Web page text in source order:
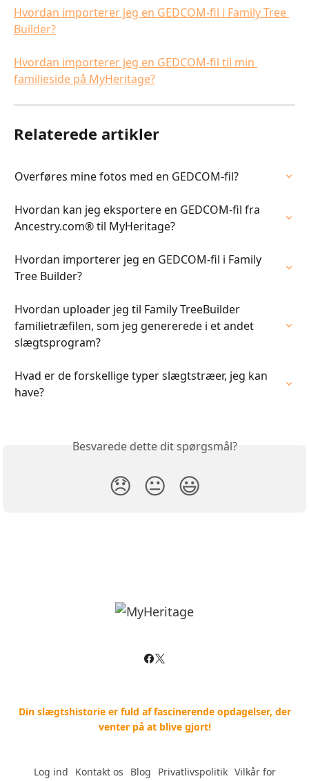
Hvordan importerer jeg en GEDCOM-fil i Family Tree
Builder?
Hvordan importerer jeg en GEDCOM-fil til min
familieside på MyHeritage?
Relaterede artikler
Overføres mine fotos med en GEDCOM-fil?
Hvordan kan jeg eksportere en GEDCOM-fil fra
Ancestry.com® til MyHeritage?
Hvordan importerer jeg en GEDCOM-fil i Family
Tree Builder?
Hvordan uploader jeg til Family TreeBuilder
familietræfilen, som jeg genererede i et andet
slægtsprogram?
Hvad er de forskellige typer slægtstræer, jeg kan
have?
Besvarede dette dit spørgsmål?
😞 😐 😃
Din slægtshistorie er fuld af fascinerende opdagelser, der
venter på at blive gjort!
Log ind Kontakt os Blog Privatlivspolitik-- Vilkår for